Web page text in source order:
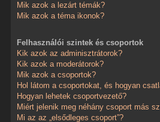
Mik azok a lezárt témák?
Mik azok a téma ikonok?
Felhasználói szintek és csoportok
Kik azok az adminisztrátorok?
Kik azok a moderátorok?
Mik azok a csoportok?
Hol látom a csoportokat, és hogyan
Hogyan lehetek csoportvezető?
Miért jelenik meg néhány csoport más
Mi az az „elsődleges csoport”?